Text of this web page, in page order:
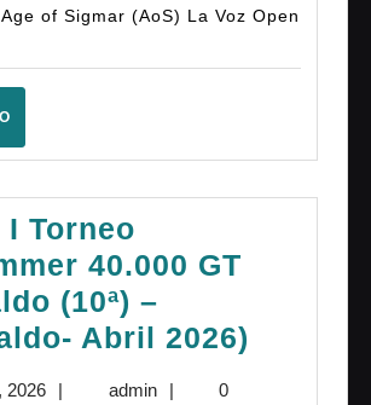
–
(4ª)
–
of Sigmar (AoS) La Voz Open
Torneo
40.000 GT
(10ª) –
Abril 2026)
202615| adminadmin
|
0